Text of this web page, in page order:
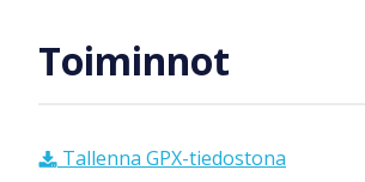
Toiminnot
Tallenna GPX-tiedostona